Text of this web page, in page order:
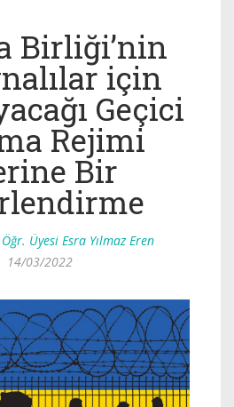
Birliği’nin
için
Geçici
Rejimi
Bir
Üyesi Esra Yılmaz Eren
14/03/2022